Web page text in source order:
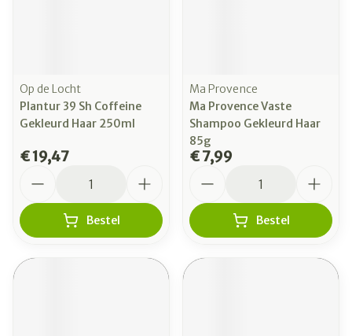
Op de Locht
Plantur 39 Sh Coffeine
Gekleurd Haar 250ml
€ 19,47
Bestel
Ma Provence
Ma Provence Vaste
Shampoo Gekleurd Haar
85g
€ 7,99
Bestel